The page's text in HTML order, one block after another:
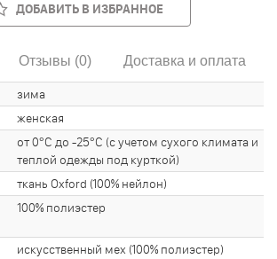
ДОБАВИТЬ В ИЗБРАННОЕ
Отзывы (0) Доставка и оплата
зима
женская
от 0°С до -25°С (с учетом сухого климата и
теплой одежды под курткой)
ткань Oxford (100% нейлон)
100% полиэстер
искусственный мех (100% полиэстер)